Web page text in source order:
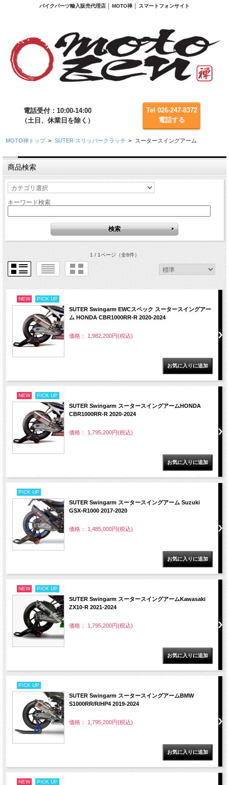
バイクパーツ輸入販売代理店 │ MOTO禅 │ スマートフォンサイト
電話受付：10:00-14:00
（土日、休業日を除く）
Tel 026-247-8372
電話する
MOTO禅トップ > SUTER スリッパークラッチ > スータースイングアーム
商品検索
キーワード検索
1 / 1ページ（全8件）
NEW PICK UP
SUTER Swingarm EWCスペック スータースイングアー
ム HONDA CBR1000RR-R 2020-2024
価格： 1,982,200円(税込)
NEW PICK UP
SUTER Swingarm スータースイングアームHONDA
CBR1000RR-R 2020-2024
価格： 1,795,200円(税込)
PICK UP
SUTER Swingarm スータースイングアーム Suzuki
GSX-R1000 2017-2020
価格： 1,485,000円(税込)
NEW PICK UP
SUTER Swingarm スータースイングアームKawasaki
ZX10-R 2021-2024
価格： 1,795,200円(税込)
PICK UP
SUTER Swingarm スータースイングアームBMW
S1000RR/R/HP4 2019-2024
価格： 1,795,200円(税込)
NEW PICK UP